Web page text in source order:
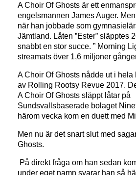
A Choir Of Ghosts är ett
engelsmannen James Auger.
när han jobbade som
Jämtland. Låten ”Ester” släpptes
snabbt en stor succe. ” Morning
streamats över 1,6 miljoner
A Choir Of Ghosts nådde ut i hela
av Rolling Rootsy Revue 2017.
A Choir Of Ghosts släppt låtar på
Sundsvallsbaserade bolaget
härom vecka kom en duett med
Men nu är det snart slut med
Ghosts.
På direkt fråga om han sedan
under eget namn svarar han så